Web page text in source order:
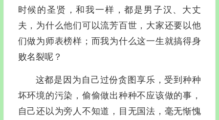
时候的圣贤，和我一样，都是男子汉、大丈
夫，为什么他们可以流芳百世，大家还要以他
们做为师表榜样；而我为什么这一生就搞得身
败名裂呢？
这都是因为自己过份贪图享乐，受到种种
坏环境的污染，偷偷做出种种不应该做的事，
自己还以为旁人不知道，目无国法，毫无惭愧